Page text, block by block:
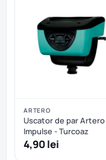
ARTERO
Uscator de par Artero
Impulse - Turcoaz
4,90 lei